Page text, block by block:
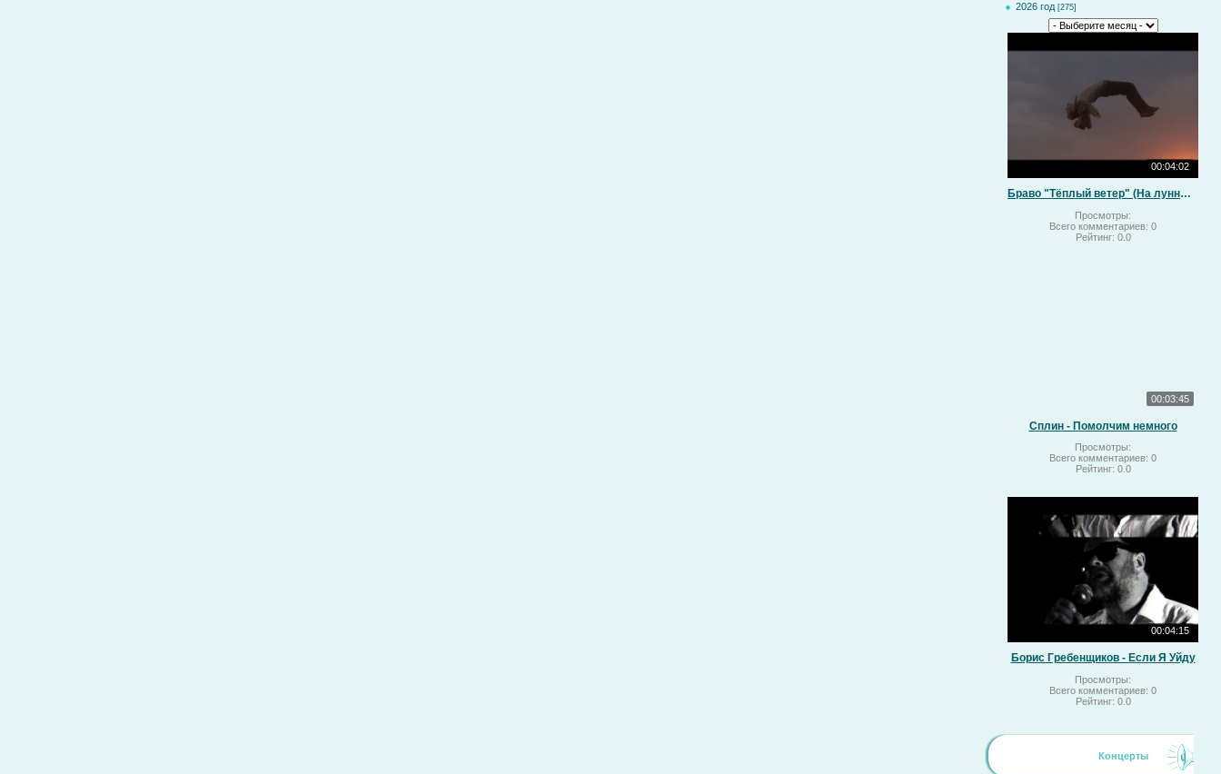
2026 год [275]
00:04:02
Браво "Тёплый ветер" (На лунный свет)
Просмотры:
Всего комментариев: 0
Рейтинг: 0.0
00:03:45
Сплин - Помолчим немного
Просмотры:
Всего комментариев: 0
Рейтинг: 0.0
00:04:15
Борис Гребенщиков - Если Я Уйду
Просмотры:
Всего комментариев: 0
Рейтинг: 0.0
Концерты